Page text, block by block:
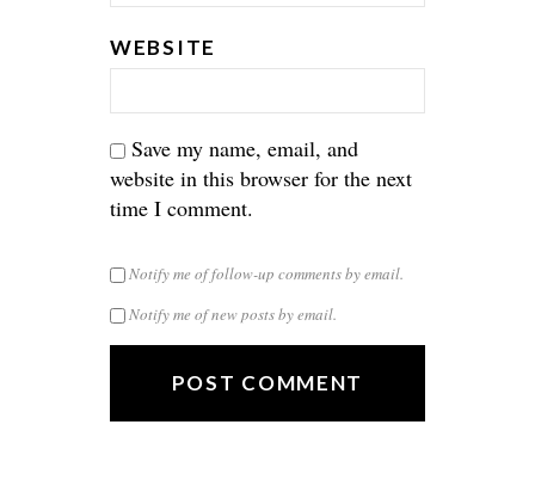
WEBSITE
Save my name, email, and
website in this browser for the next
time I comment.
Notify me of follow-up comments by email.
Notify me of new posts by email.